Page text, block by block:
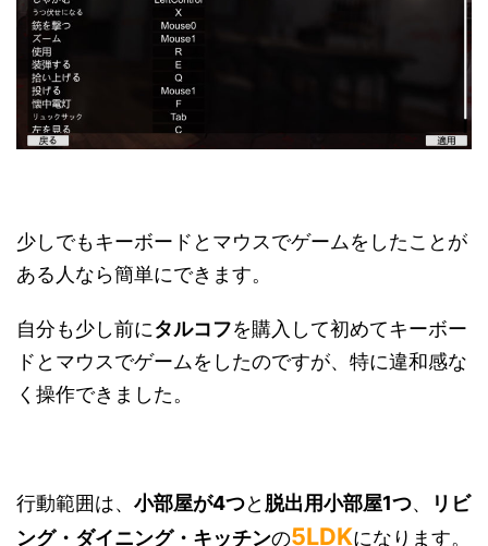
少しでもキーボードとマウスでゲームをしたことが
ある人なら簡単にできます。
自分も少し前にタルコフを購入して初めてキーボー
ドとマウスでゲームをしたのですが、特に違和感な
く操作できました。
行動範囲は、 小部屋が4つと 脱出用小部屋1つ、
リビ
ング・ダイニング・キッチンの5LDKになります。